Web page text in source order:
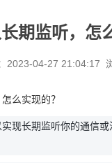
期监听，怎
2023-04-27 21:04:17
么实现的？
现长期监听你的通信